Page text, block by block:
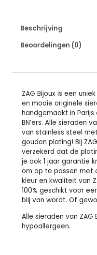
Beschrijving
Beoordelingen (0)
ZAG Bijoux is een
en mooie originele
handgemaakt in
BN’ers. Alle sieraden
van stainless steel
gouden plating! Bij
verzekerd dat de
je ook 1 jaar garantie
om op te passen met
kleur en kwaliteit van
100% geschikt voor
blij van wordt. Of
Alle sieraden van ZAG
hypoallergeen.